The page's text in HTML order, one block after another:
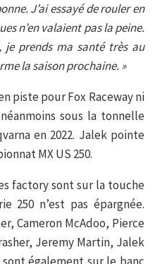
J’ai essayé de rouler en
n’en valaient pas la peine.
je prends ma santé très au
la saison prochaine. »
piste pour Fox Raceway ni
sous la tonnelle
en 2022. Jalek pointe
MX US 250.
factory sont sur la touche
250 n’est pas épargnée.
Cameron McAdoo, Pierce
Jeremy Martin, Jalek